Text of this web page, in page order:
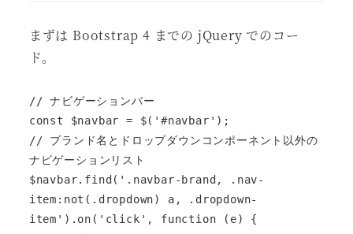
まずは Bootstrap 4 までの jQuery でのコー
ド。
// ナビゲーションバー
const $navbar = $('#navbar');
// ブランド名とドロップダウンコンポーネント以外の
ナビゲーションリスト
$navbar.find('.navbar-brand, .nav-
item:not(.dropdown) a, .dropdown-
item').on('click', function (e) {